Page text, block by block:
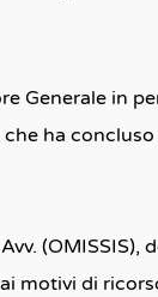
Generale in
che ha
(OMISSIS),
motivi di